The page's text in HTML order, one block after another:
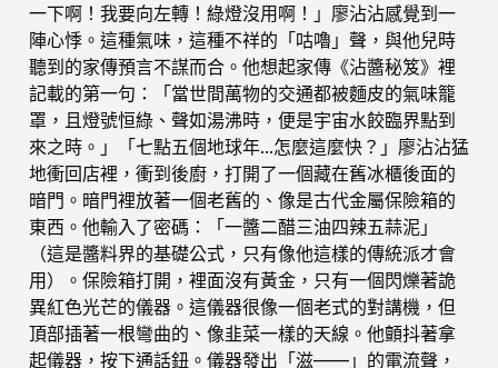
一下啊！我要向左轉！綠燈沒用啊！」廖沾沾感覺到一
陣心悸。這種氣味，這種不祥的「咕嚕」聲，與他兒時
聽到的家傳預言不謀而合。他想起家傳《沾醬秘笈》裡
記載的第一句：「當世間萬物的交通都被麵皮的氣味籠
罩，且燈號恒綠、聲如湯沸時，便是宇宙水餃臨界點到
來之時。」「七點五個地球年…怎麼這麼快？」廖沾沾猛
地衝回店裡，衝到後廚，打開了一個藏在舊冰櫃後面的
暗門。暗門裡放著一個老舊的、像是古代金屬保險箱的
東西。他輸入了密碼：「一醬二醋三油四辣五蒜泥」
（這是醬料界的基礎公式，只有像他這樣的傳統派才會
用）。保險箱打開，裡面沒有黃金，只有一個閃爍著詭
異紅色光芒的儀器。這儀器很像一個老式的對講機，但
頂部插著一根彎曲的、像韭菜一樣的天線。他顫抖著拿
起儀器，按下通話鈕。儀器發出「滋——」的電流聲，